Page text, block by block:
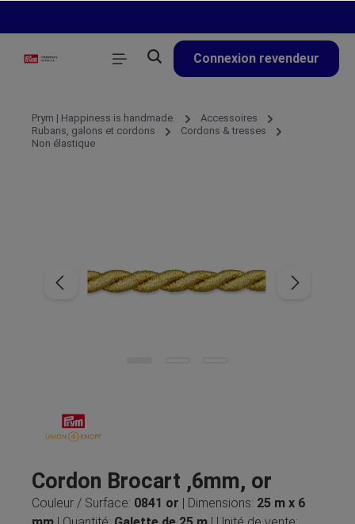
Connexion revendeur
Prym | Happiness is handmade.
Accessoires
Rubans, galons et cordons
Cordons & tresses
Non élastique
Cordon Brocart ,6mm, or
Couleur / Surface: 0841 or | Dimensions: 25 m x 6